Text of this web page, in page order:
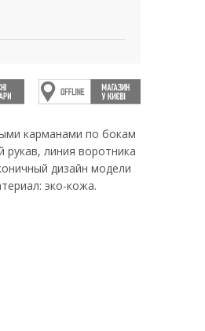
карманами по бокам
линия воротника
дизайн модели
эко-кожа.